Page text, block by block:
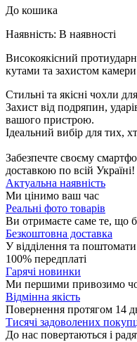
До кошика
Наявність: В наявності
Високоякісний
кутами та захистом
Стильні та якісні чохли
Захист від подряпин,
вашого пристрою.
Ідеальний вибір для тих,
Забезпечте своєму
доставкою по всій Україні!
Актуальна наявність
Ми цінимо ваш час
Реальні фото товарів
Ви отримаєте саме те, що
Безкоштовна доставка
У відділення та
100% передплаті
Гарячі новинки
Ми першими привозимо
Відмінна якість
Повернення протягом 14
Тисячі задоволених
До нас повертаються і